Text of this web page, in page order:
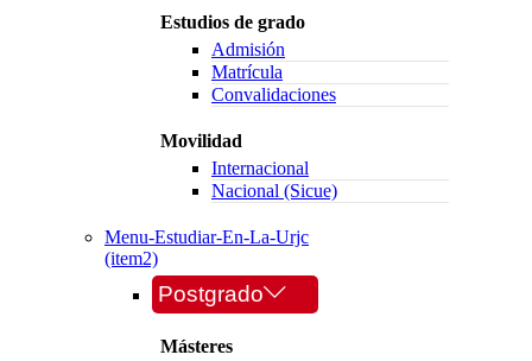
Estudios de grado
Admisión
Matrícula
Convalidaciones
Movilidad
Internacional
Nacional (Sicue)
Menu-Estudiar-En-La-Urjc
(item2)
Postgrado
Másteres